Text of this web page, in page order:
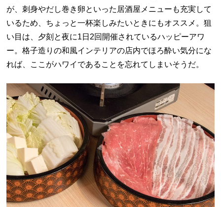
が、刺身やだし巻き卵といった居酒屋メニューも充実して
いるため、ちょっと一杯楽しみたいときにもオススメ。狙
い目は、夕刻と夜に1日2回開催されているハッピーアワ
ー。格子造りの和風インテリアの店内でほろ酔い気分にな
れば、ここがハワイであることを忘れてしまいそうだ。